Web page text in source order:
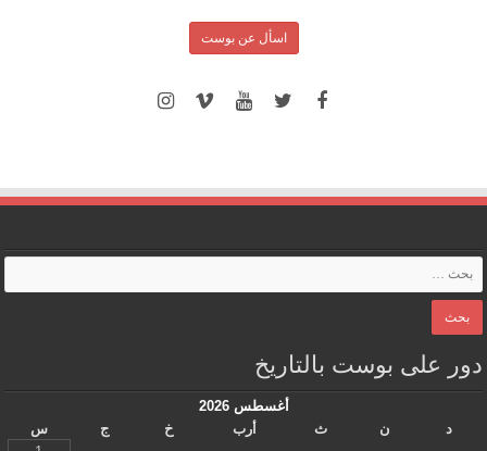
اسأل عن بوست
دور على بوست بالتاريخ
أغسطس 2026
د
ن ث أرب خ ج
س